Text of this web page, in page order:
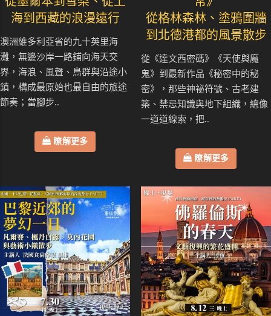
海到西藏的浪漫遠行
澳洲維多利亞省的九十英里海
灘，無邊沙岸一路鋪向海天交
界，海浪、風聲、鳥群與沿途小
鎮，構成最原始也最自由的旅途
節奏；當腳步..
瞭解更多
從格林森林、塗鴉圍牆
到北德港都的風景散步
從《達文西密碼》《天使與魔
鬼》到最新作品《秘密中的秘
密》，那些神祕符號、古老建
築、禁忌知識與地下組織，總像
一道道線索，把..
瞭解更多